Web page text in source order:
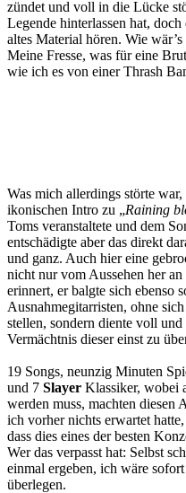
zündet und voll in die Lücke
Legende hinterlassen hat,
altes Material hören. Wie
Meine Fresse, was für eine
wie ich es von einer Thrash
Was mich allerdings störte
ikonischen Intro zu „Raining
Toms veranstaltete und dem
entschädigte aber das direkt
und ganz. Auch hier eine
nicht nur vom Aussehen her
erinnert, er balgte sich ebenso
Ausnahmegitarristen, ohne
stellen, sondern diente voll
Vermächtnis dieser einst zu
19 Songs, neunzig Minuten
und 7 Slayer Klassiker, wobei
werden muss, machten diesen
ich vorher nichts erwartet
dass dies eines der besten
Wer das verpasst hat: Selbst
einmal ergeben, ich wäre
überlegen.